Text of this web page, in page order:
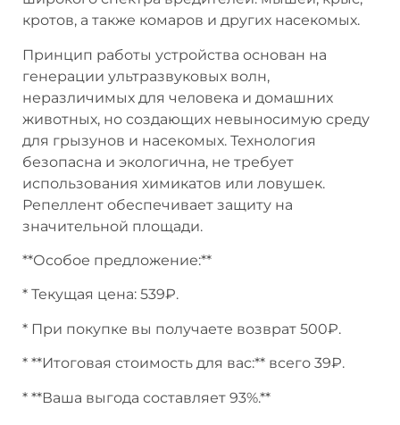
кротов, а также комаров и других насекомых.
Принцип работы устройства основан на
генерации ультразвуковых волн,
неразличимых для человека и домашних
животных, но создающих невыносимую среду
для грызунов и насекомых. Технология
безопасна и экологична, не требует
использования химикатов или ловушек.
Репеллент обеспечивает защиту на
значительной площади.
**Особое предложение:**
* Текущая цена: 539₽.
* При покупке вы получаете возврат 500₽.
* **Итоговая стоимость для вас:** всего 39₽.
* **Ваша выгода составляет 93%.**